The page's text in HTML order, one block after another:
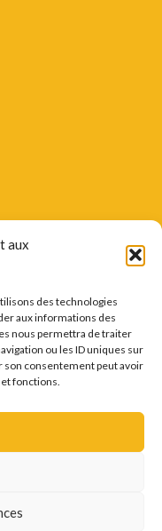
aux
des technologies
aux informations des
nous permettra de traiter
ou les ID uniques sur
son consentement peut avoir
fonctions.
AVEC MODÉRATION.